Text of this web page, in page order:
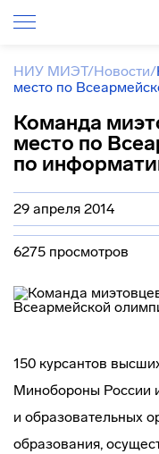
НИУ МИЭТ/Новости/
место по
Команда
место по
по
29 апреля 2014
6275 просмотров
150 курсантов
Минобороны России
и образовательных
образования,